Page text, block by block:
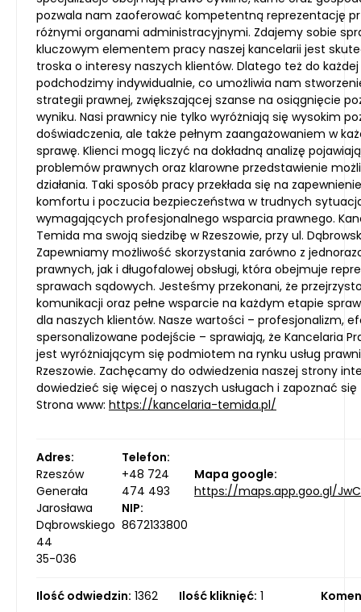
pozwala nam zaoferować kompetentną reprezentację
różnymi organami administracyjnymi. Zdajemy sobie
kluczowym elementem pracy naszej kancelarii jest
troska o interesy naszych klientów. Dlatego też do
podchodzimy indywidualnie, co umożliwia nam
strategii prawnej, zwiększającej szanse na osiągnięcie
wyniku. Nasi prawnicy nie tylko wyróżniają się wysokim
doświadczenia, ale także pełnym zaangażowaniem w
sprawę. Klienci mogą liczyć na dokładną analizę
problemów prawnych oraz klarowne przedstawienie
działania. Taki sposób pracy przekłada się na
komfortu i poczucia bezpieczeństwa w trudnych
wymagających profesjonalnego wsparcia prawnego.
Temida ma swoją siedzibę w Rzeszowie, przy ul.
Zapewniamy możliwość skorzystania zarówno z
prawnych, jak i długofalowej obsługi, która obejmuje
sprawach sądowych. Jesteśmy przekonani, że
komunikacji oraz pełne wsparcie na każdym etapie
dla naszych klientów. Nasze wartości – profesjonalizm,
spersonalizowane podejście – sprawiają, że Kancelaria
jest wyróżniającym się podmiotem na rynku usług
Rzeszowie. Zachęcamy do odwiedzenia naszej strony
dowiedzieć się więcej o naszych usługach i zapoznać się
Strona www: https://kancelaria-temida.pl/
Adres:
Rzeszów
Generała
Jarosława
Dąbrowskiego
44
35-036
Telefon:
+48 724
474 493
NIP:
8672133800
Mapa google:
https://maps.app.goo.gl/
Ilość odwiedzin: 1362 Ilość kliknięć: 1